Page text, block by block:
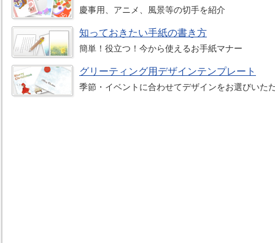
慶事用、アニメ、風景等の切手を紹介
知っておきたい手紙の書き方
簡単！役立つ！今から使えるお手紙マナー
グリーティング用デザインテンプレート
季節・イベントに合わせてデザインをお選びいた